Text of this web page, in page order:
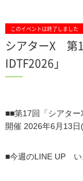
このイベントは終了しました
シアターX 第
IDTF2026」
■■第17回「シアタ
開催 2026年6月13
■今週のLINE UP い